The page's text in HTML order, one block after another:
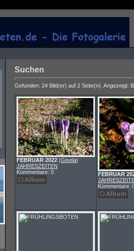
Suchen
Gefunden: 24 Bild(er) auf 2 Seite(n). Angezeigt:
FEBRUAR 2022 (Gisela)
JAHRESZEITEN
Kommentare: 0
FEBRUAR
Kommentare: